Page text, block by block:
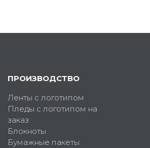
ПРОИЗВОДСТВО
Ленты с логотипом
Пледы с логотипом на
заказ
Блокноты
Бумажные пакеты